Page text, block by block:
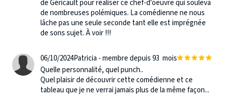
de Géricault pour réaliser ce chef-d'oeuvre qui souleva
de nombreuses polémiques. La comédienne ne nous
lâche pas une seule seconde tant elle est imprégnée
de sons sujet. À voir !!!
06/10/2024Patricia - membre depuis 93 mois
Quelle personnalité, quel punch..
Quel plaisir de découvrir cette comédienne et ce
tableau que je ne verrai jamais plus de la même façon...